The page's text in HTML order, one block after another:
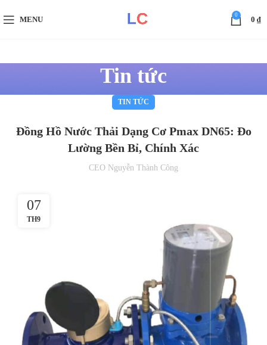
MENU
0
0 ₫
Tin tức
TIN TỨC
Đồng Hồ Nước Thải Dạng Cơ Pmax DN65: Đo
Lường Bền Bỉ, Chính Xác
CEO Nguyễn Thành Công
07
TH9